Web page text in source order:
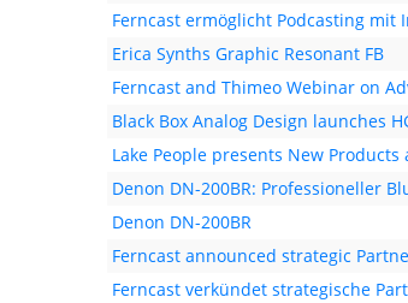
Ferncast ermöglicht Podcasting mit
Erica Synths Graphic Resonant FB
Ferncast and Thimeo Webinar on
Black Box Analog Design launches
Lake People presents New Products
Denon DN-200BR: Professioneller
Denon DN-200BR
Ferncast announced strategic
Ferncast verkündet strategische